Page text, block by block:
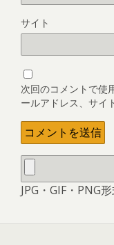
サイト
次回のコメントで使
ールアドレス、サイ
JPG・GIF・PNG